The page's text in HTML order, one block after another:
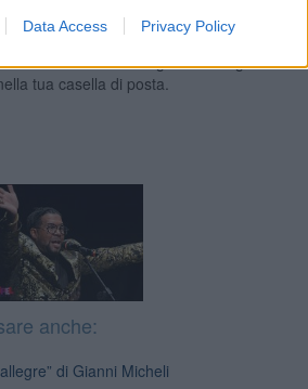
Data Access Privacy Policy
principali della Toscana iscriviti alla
Arriva gratis tutti i giorni
tua casella di posta.
anche:
di Gianni Micheli